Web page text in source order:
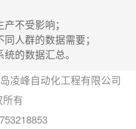
不受影响；
人群的数据需要；
的数据汇总。
凌峰自动化工程有限公司
所有